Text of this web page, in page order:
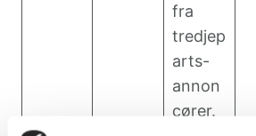
fra
tredjep
arts-
annon
cører.